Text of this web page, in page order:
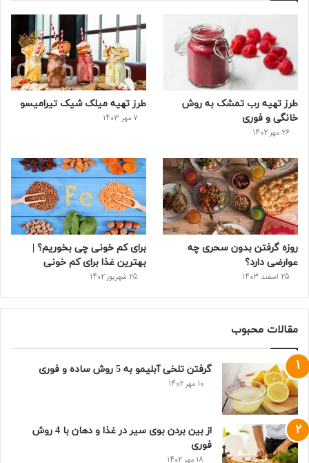
و
ک
ر
ر
س
ت
و
ب
ر
س
طرز تهیه رب تمشک به روش
خانگی و فوری
26 مهر 1402
طرز تهیه میلک شیک تیرامیسو
7 مهر 1403
روزه گرفتن بدون سحری چه
عوارضی دارد؟
25 اسفند 1403
برای کم خونی چی بخوریم؟ |
بهترین غذا برای کم خونی
25 شهریور 1402
مقالات محبوب
گرفتن تلخی آبلیمو به 5 روش ساده و فوری
10 مهر 1402
از بین بردن بوی سیر در غذا و دهان با 4 روش
فوری
18 مهر 1402